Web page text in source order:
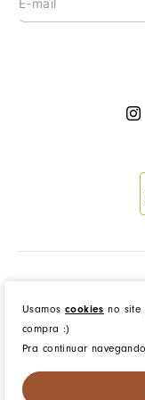
Usamos cookies no site
compra :)
Pra continuar
created by